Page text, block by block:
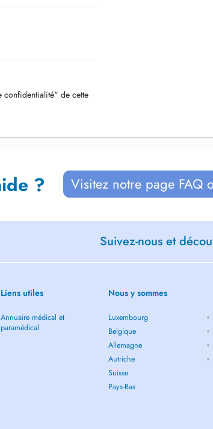
confidentialité" de cette
? Visitez notre page FAQ
Suivez-nous et
Liens utiles
Annuaire médical et
paramédical
Nous y sommes
Luxembourg
Belgique
Allemagne
Autriche
Suisse
Pays-Bas